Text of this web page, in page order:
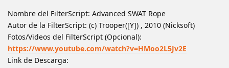
Nombre del FilterScript: Advanced SWAT Rope
Autor de la FilterScript: (c) Trooper([Y]) , 2010 (Nicksoft)
Fotos/Videos del FilterScript (Opcional):
https://www.youtube.com/watch?v=HMoo2L5Jv2E
Link de Descarga: